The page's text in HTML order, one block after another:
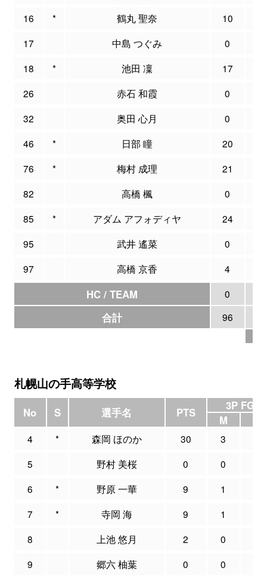
16
* 鶴丸 聖奈 10
17
中島 つぐみ 0
18
* 池田 凜 17
26
赤石 和霞 0
32
奥田 心月 0
46
* 日部 瞳 20
76
* 梅村 成理 21
82
高橋 楓 0
85
* アダム アフォディヤ 24
95
武井 遙菜 0
97
高橋 京香 4
HC / TEAM 0
合計 96
札幌山の手高等学校
No S 選手名 PTS
3P FG
M
4 * 森岡 ほのか 30 3
5
野村 美桜 0 0
6
* 野原 一華 9 1
7
* 寺岡 海 9 1
8
上池 悠月 2 0
9
郷六 柚葉 0 0